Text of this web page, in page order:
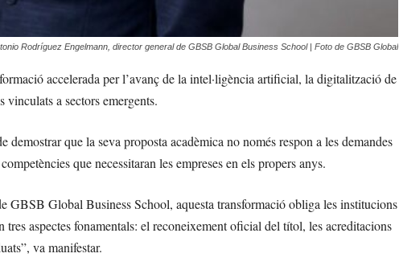
Rodríguez Engelmann, director general de GBSB Global Business School | Foto de GBSB Global
accelerada per l’avanç de la intel·ligència artificial, la digitalització de
a sectors emergents.
que la seva proposta acadèmica no només respon a les demandes
que necessitaran les empreses en els propers anys.
Global Business School, aquesta transformació obliga les institucions
aspectes fonamentals: el reconeixement oficial del títol, les acreditacions
va manifestar.